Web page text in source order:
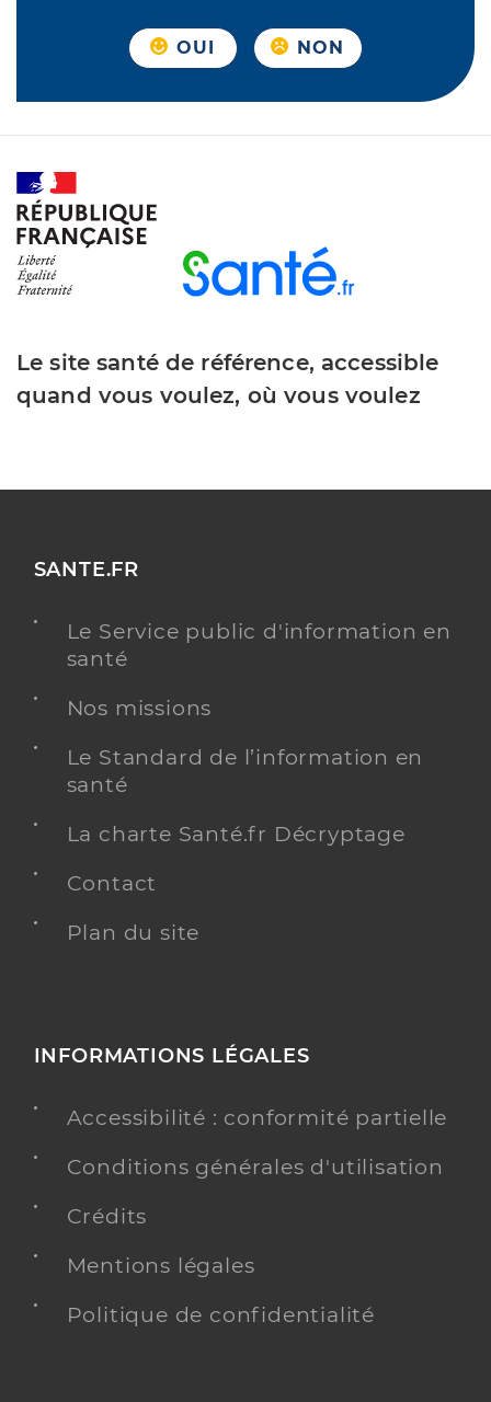
OUI NON
Le site santé de référence, accessible
quand vous voulez, où vous voulez
SANTE.FR
Le Service public d'information en
santé
Nos missions
Le Standard de l’information en
santé
La charte Santé.fr Décryptage
Contact
Plan du site
INFORMATIONS LÉGALES
Accessibilité : conformité partielle
Conditions générales d'utilisation
Crédits
Mentions légales
Politique de confidentialité